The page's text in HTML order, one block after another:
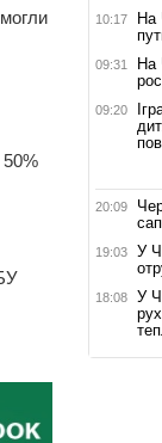
10:17
На
09:31
На
09:20
20:09
19:03
У
18:08
У